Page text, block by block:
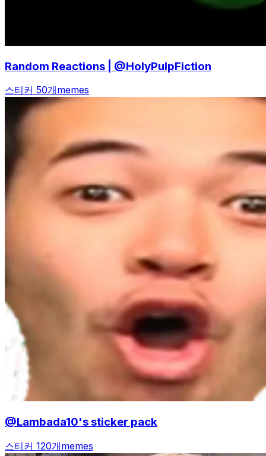
Random Reactions | @HolyPulpFiction
스티커 50개memes
@Lambada10's sticker pack
스티커 120개memes